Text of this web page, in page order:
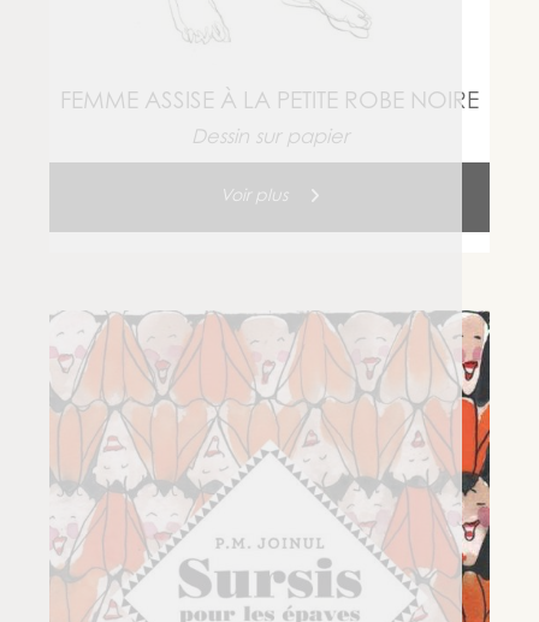
FEMME ASSISE À LA PETITE ROBE NOIRE
Dessin sur papier
Voir plus